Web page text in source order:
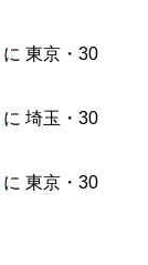
に 東京・30
に 埼玉・30
に 東京・30